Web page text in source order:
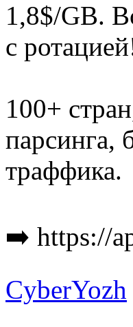
1,8$/GB.
с
100+
парсинга,
траффика.
➡️ https://
CyberYozh